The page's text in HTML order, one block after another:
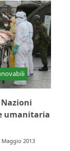
umanitaria
Maggio 2013